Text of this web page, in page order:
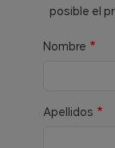
posible el
Nombre
Apellidos